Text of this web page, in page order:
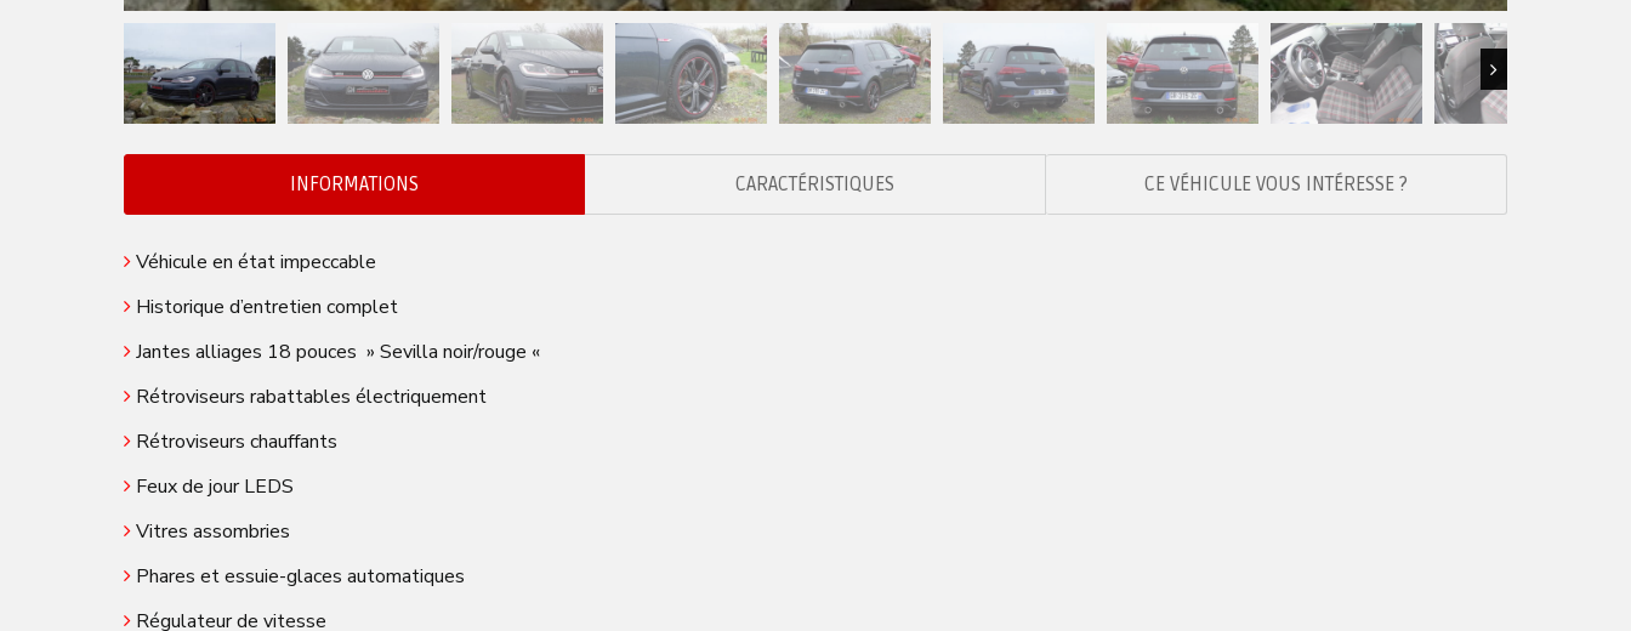
Next
INFORMATIONS CARACTÉRISTIQUES CE VÉHICULE VOUS INTÉRESSE ?
Véhicule en état impeccable
Historique d’entretien complet
Jantes alliages 18 pouces » Sevilla noir/rouge «
Rétroviseurs rabattables électriquement
Rétroviseurs chauffants
Feux de jour LEDS
Vitres assombries
Phares et essuie-glaces automatiques
Régulateur de vitesse